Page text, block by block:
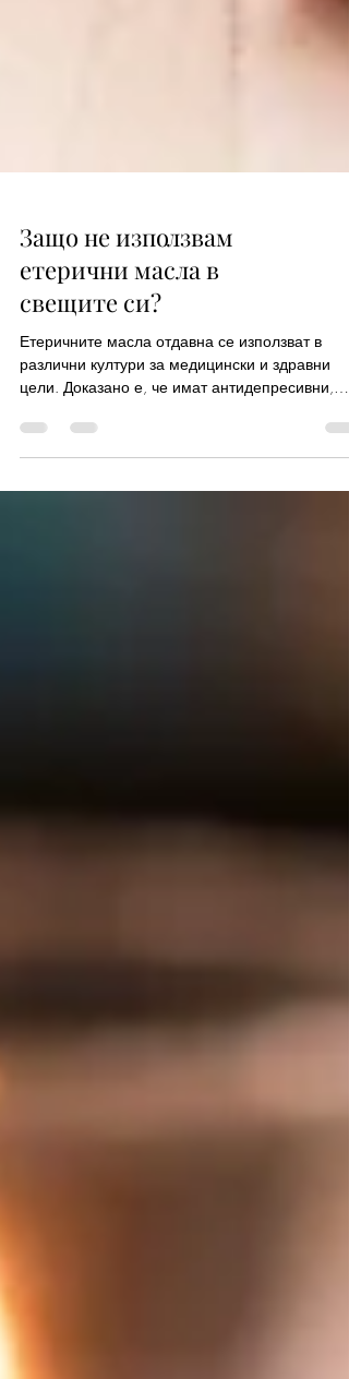
Защо не използвам
етерични масла в
свещите си?
Етеричните масла отдавна се използват в
различни култури за медицински и здравни
стимулиращи,...